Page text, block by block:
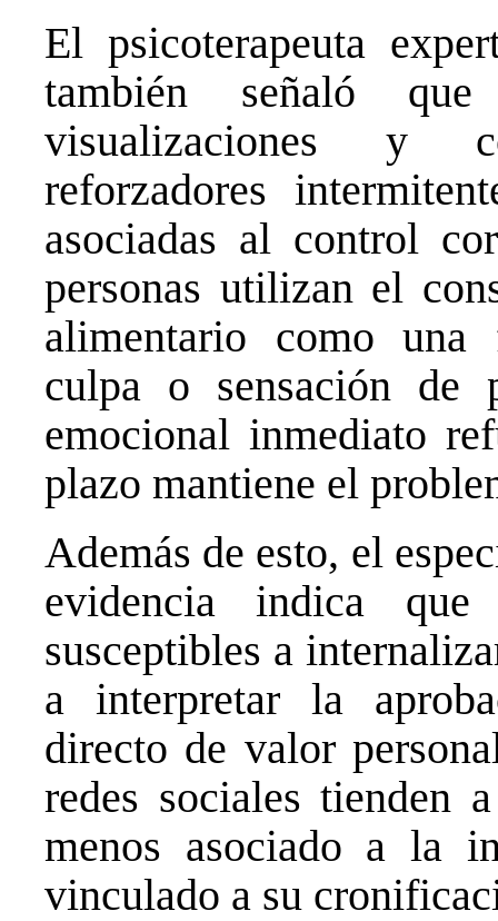
El psicoterapeuta
también señaló
visualizaciones y
reforzadores
asociadas al control
personas utilizan el
alimentario como una
culpa o sensación
emocional inmediato
plazo mantiene el
Además de esto, el
evidencia indica
susceptibles a
a interpretar la
directo de valor
redes sociales tienden
menos asociado a la
vinculado a su